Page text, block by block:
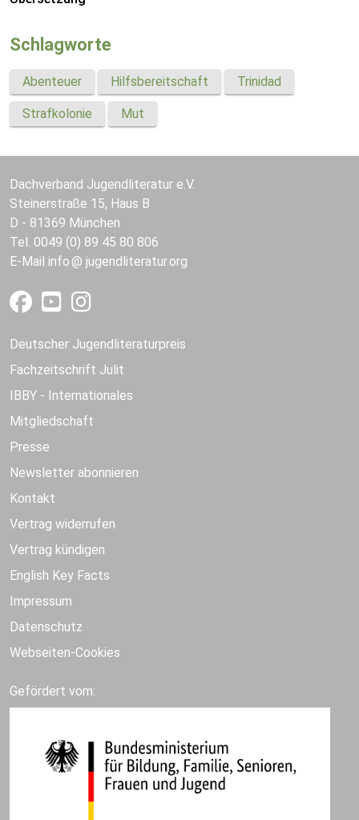
Schlagworte
Abenteuer Hilfsbereitschaft Trinidad
Strafkolonie Mut
Dachverband Jugendliteratur e.V.
Steinerstraße 15, Haus B
D - 81369 München
Tel. 0049 (0) 89 45 80 806
E-Mail info jugendliteratur.org
Deutscher Jugendliteraturpreis
Fachzeitschrift Julit
IBBY - Internationales
Mitgliedschaft
Presse
Newsletter abonnieren
Kontakt
Vertrag widerrufen
Vertrag kündigen
English Key Facts
Impressum
Datenschutz
Webseiten-Cookies
Gefördert vom: